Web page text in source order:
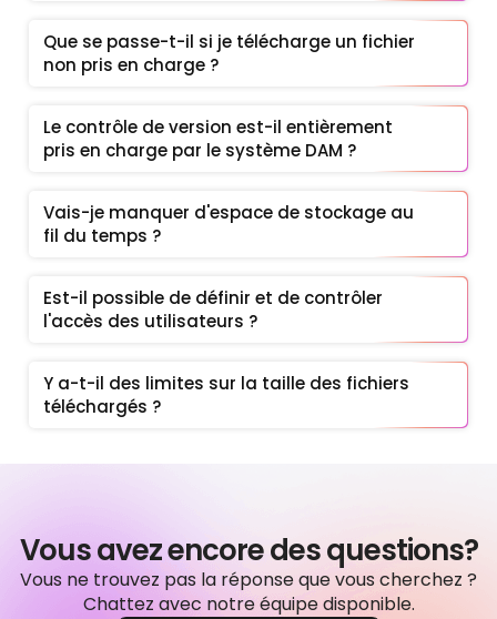
Que se passe-t-il si je télécharge un fichier
non pris en charge ?
Le contrôle de version est-il entièrement
pris en charge par le système DAM ?
Vais-je manquer d'espace de stockage au
fil du temps ?
Est-il possible de définir et de contrôler
l'accès des utilisateurs ?
Y a-t-il des limites sur la taille des fichiers
téléchargés ?
Vous avez encore des questions?
Vous ne trouvez pas la réponse que vous cherchez ?
Chattez avec notre équipe disponible.